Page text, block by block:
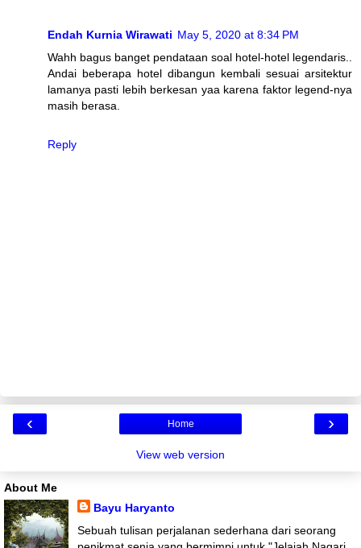
Endah Kurnia Wirawati May 5, 2020 at 8:34 PM
Wahh bagus banget pendataan soal hotel-hotel legendaris..
Andai beberapa hotel dibangun kembali sesuai arsitektur
lamanya pasti lebih berkesan yaa karena faktor legend-nya
masih berasa.
Reply
‹ ›
Home
View web version
About Me
Bayu Haryanto
Sebuah tulisan perjalanan sederhana dari seorang